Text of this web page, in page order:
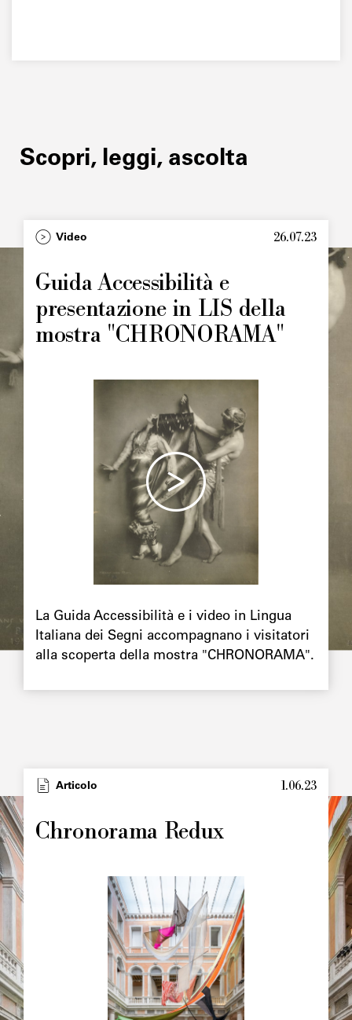
Scopri, leggi, ascolta
TypeVideo 26.07.23
Guida Accessibilità e
presentazione in LIS della
mostra "CHRONORAMA"
La Guida Accessibilità e i video in Lingua
Italiana dei Segni accompagnano i visitatori
alla scoperta della mostra "CHRONORAMA".
TypeArticolo 1.06.23
Chronorama Redux
Image
principale